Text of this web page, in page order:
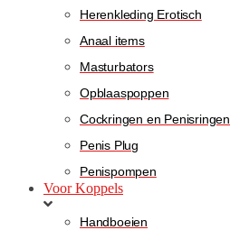
Herenkleding Erotisch
Anaal items
Masturbators
Opblaaspoppen
Cockringen en Penisringen
Penis Plug
Penispompen
Voor Koppels
Handboeien